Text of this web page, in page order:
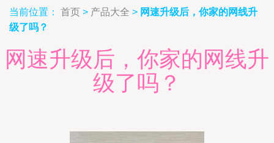
当前位置： 首页 > 产品大全 > 网速升级后，你家的网线升
级了吗？
网速升级后，你家的网线升
级了吗？